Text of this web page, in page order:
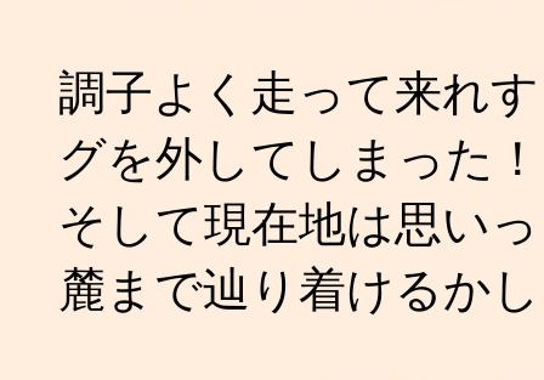
調子よく走って来れ
グを外してしまった！
そして現在地は思い
麓まで辿り着けるか